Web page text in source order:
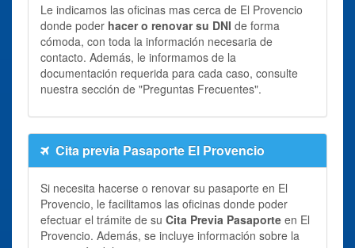
Le indicamos las oficinas mas cerca de El Provencio
donde poder hacer o renovar su DNI de forma
cómoda, con toda la información necesaria de
contacto. Además, le informamos de la
documentación requerida para cada caso, consulte
nuestra sección de "Preguntas Frecuentes".
Cita previa Pasaporte El Provencio
Si necesita hacerse o renovar su pasaporte en El
Provencio, le facilitamos las oficinas donde poder
efectuar el trámite de su Cita Previa Pasaporte en El
Provencio. Además, se incluye información sobre la